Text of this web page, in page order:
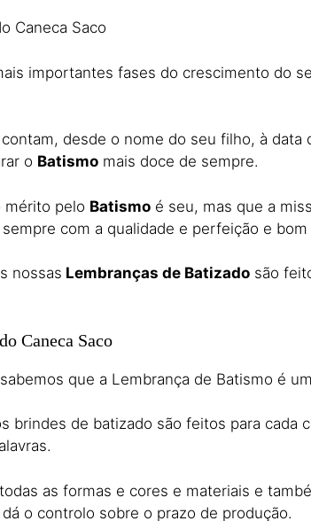
Caneca Saco
importantes fases do crescimento do
desde o nome do seu filho, à
o Batismo mais doce de sempre.
mérito pelo Batismo é seu, mas que a
com a qualidade e perfeição e bom
nossas Lembranças de Batizado são
Caneca Saco
que a Lembrança de Batismo é
brindes de batizado são feitos para
as formas e cores e materiais e
o controlo sobre o prazo de produção.